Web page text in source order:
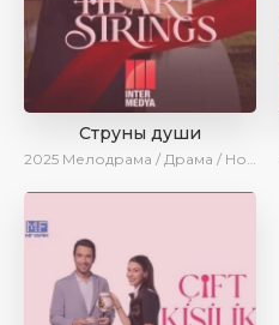
Струны души
2025 Мелодрама / Драма / Новинки / Сериалы 2025